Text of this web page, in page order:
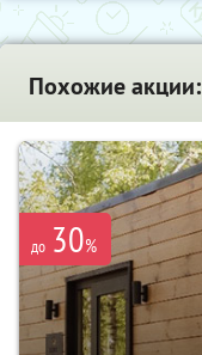
Похожие акции:
до 30%